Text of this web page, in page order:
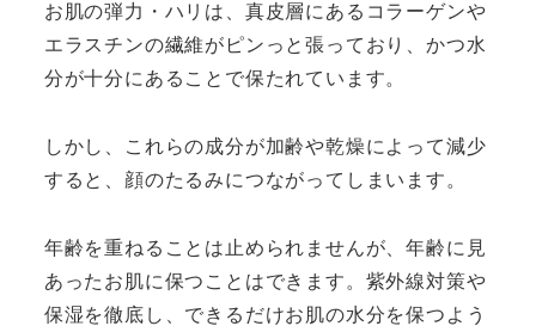
お肌の弾力・ハリは、真皮層にあるコラーゲンや
エラスチンの繊維がピンっと張っており、かつ水
分が十分にあることで保たれています。
しかし、これらの成分が加齢や乾燥によって減少
すると、顔のたるみにつながってしまいます。
年齢を重ねることは止められませんが、年齢に見
あったお肌に保つことはできます。紫外線対策や
保湿を徹底し、できるだけお肌の水分を保つよう